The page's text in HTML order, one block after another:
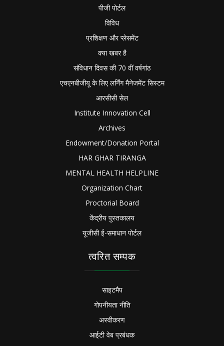
पीजी पोर्टल
विविध
प्रशिक्षण और प्लेसमेंट
क्या खबर है
संविधान दिवस की 70 वीं वर्षगांठ
एचएनबीजीयू के लिए लर्निंग मैनेजमेंट सिस्टम
आरसीसी सेल
Institute Innovation Cell
Archives
Endowment/Donation Portal
HAR GHAR TIRANGA
MENTAL HEALTH HELPLINE
Organization Chart
Proctorial Board
केंद्रीय पुस्तकालय
यूजीसी ई-समाधान पोर्टल
त्वरित सम्पक
साइटमैप
गोपनीयता नीति
अस्वीकरण
आईटी वेब प्रबंधक